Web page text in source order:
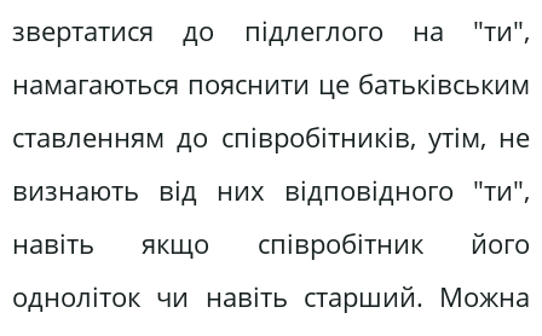
звертатися до підлеглого на "ти",
намагаються пояснити це батьківським
ставленням до співробітників, утім, не
визнають від них відповідного "ти",
навіть якщо співробітник його
одноліток чи навіть старший. Можна